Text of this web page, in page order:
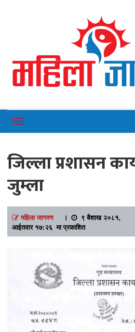
जिल्ला प्रशासन
जुम्ला
महिला जागरण।
९ बैशाख २०८१,
आईतवार १७:२६ मा प्रकाशित